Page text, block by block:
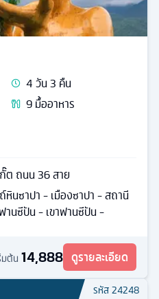
4วัน3 คืน
9มื้ออาหาร
ต ถนน 36 สาย
นซาปา - เมืองซาปา - สถานี
านซีปัน - เขาฟานซีปัน -
มต้น 14,888 ดูรายละเอียด
รหัส24248